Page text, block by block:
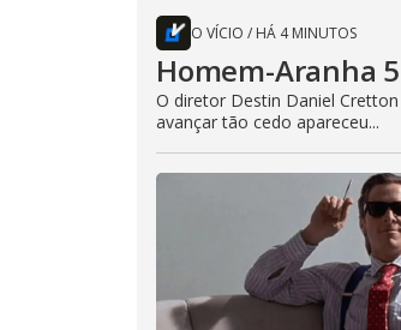
O VÍCIO / HÁ 4 MINUTOS
Homem-Aranha
O diretor Destin Daniel
avançar tão cedo apareceu...